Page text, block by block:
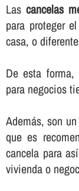
Las cancelas
para proteger
casa, o
De esta
para negocios
Además, son
que es
cancela para
vivienda o